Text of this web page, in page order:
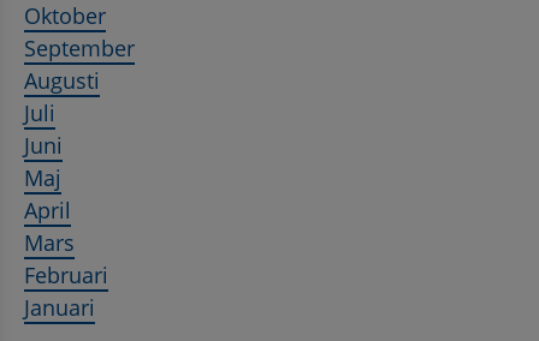
Oktober
September
Augusti
Juli
Juni
Maj
April
Mars
Februari
Januari